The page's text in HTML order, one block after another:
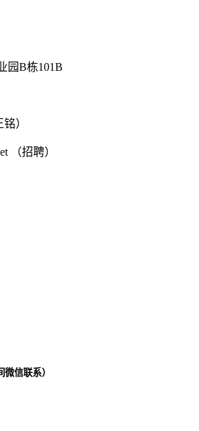
园B栋101B
）
（招聘）
信联系）